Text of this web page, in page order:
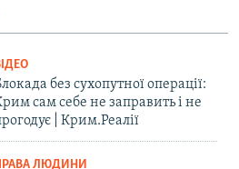
без сухопутної операції:
сам себе не заправить і не
| Крим.Реалії
ЛЮДИНИ